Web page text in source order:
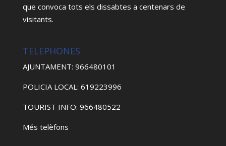
que convoca tots els dissabtes a centenars de
visitants.
TELEPHONES
AJUNTAMENT: 966480101
POLICIA LOCAL: 619223996
TOURIST INFO: 966480522
Més telèfons